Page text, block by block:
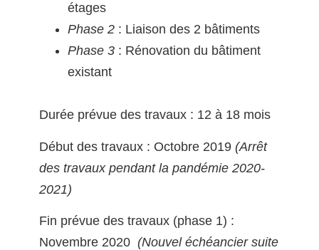
étages
Phase 2 : Liaison des 2 bâtiments
Phase 3 : Rénovation du bâtiment
existant
Durée prévue des travaux : 12 à 18 mois
Début des travaux : Octobre 2019 (Arrêt
des travaux pendant la pandémie 2020-
2021)
Fin prévue des travaux (phase 1) :
Novembre 2020 (Nouvel échéancier suite